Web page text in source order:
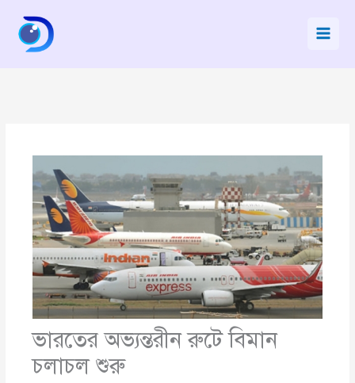
content
ভারতের অভ্যন্তরীন রুটে বিমান
চলাচল শুরু